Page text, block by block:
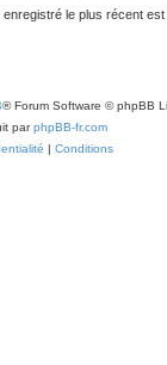
enregistré le plus récent est
® Forum Software © phpBB
parphpBB-fr.com
| Conditions